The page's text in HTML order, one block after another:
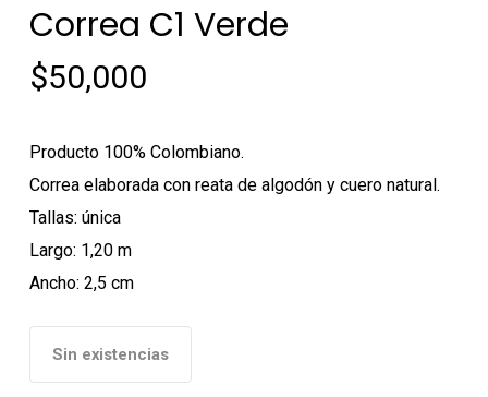
Correa C1 Verde
$50,000
Producto 100% Colombiano.
Correa elaborada con reata de algodón y cuero natural.
Tallas: única
Largo: 1,20 m
Ancho: 2,5 cm
Sin existencias